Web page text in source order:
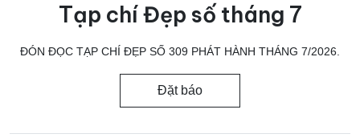
Tạp chí Đẹp số tháng 7
ĐÓN ĐỌC TẠP CHÍ ĐẸP SỐ 309 PHÁT HÀNH THÁNG 7/2026.
Đặt báo